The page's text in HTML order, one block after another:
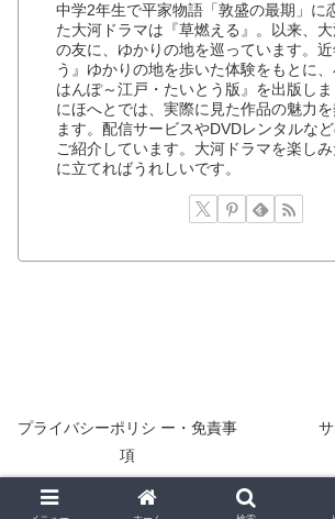
中学2年生で平家物語「敦盛の最期」に
た大河ドラマは『草燃える』。以来、
の友に、ゆかりの地を巡っています。
う』ゆかりの地を歩いた体験をもとに
はんぽ～江戸・たいとう版』を出版し
にほへとでは、実際に見た作品の魅力
ます。配信サービスやDVDレンタルな
ご紹介しています。大河ドラマを楽し
に立てればうれしいです。
プライバシーポリシ ー・免責事
項
© 2022 ドラマにほへと.